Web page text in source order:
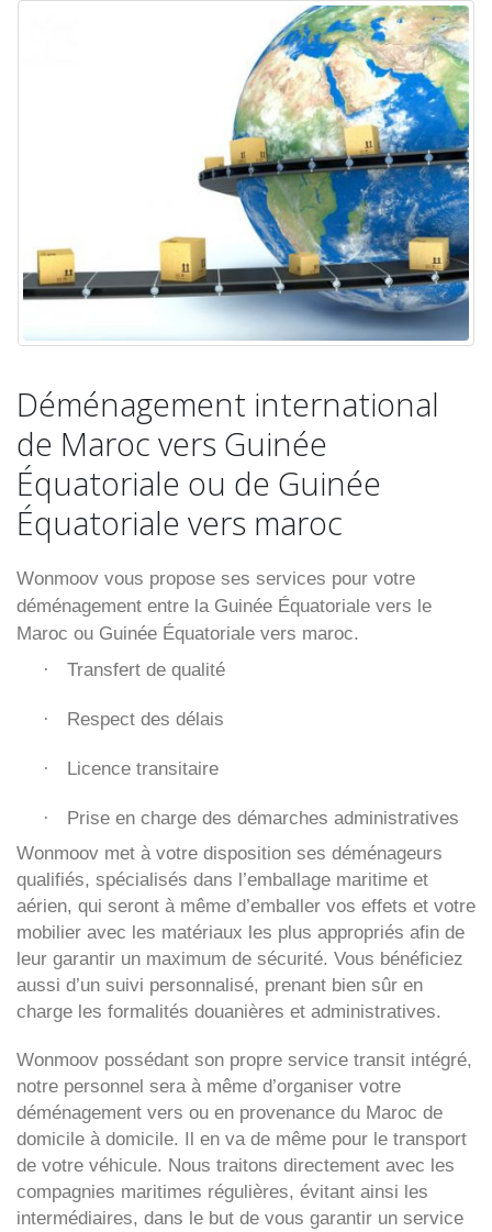
Déménagement international
de Maroc vers Guinée
Équatoriale ou de Guinée
Équatoriale vers maroc
Wonmoov vous propose ses services pour votre
déménagement entre la Guinée Équatoriale vers le
Maroc ou Guinée Équatoriale vers maroc.
· Transfert de qualité
· Respect des délais
· Licence transitaire
·
Prise en charge des démarches administratives
Wonmoov met à votre disposition ses déménageurs
qualifiés, spécialisés dans l’emballage maritime et
aérien, qui seront à même d’emballer vos effets et votre
mobilier avec les matériaux les plus appropriés afin de
leur garantir un maximum de sécurité. Vous bénéficiez
aussi d’un suivi personnalisé, prenant bien sûr en
charge les formalités douanières et administratives.
Wonmoov possédant son propre service transit intégré,
notre personnel sera à même d’organiser votre
déménagement vers ou en provenance du Maroc de
domicile à domicile. Il en va de même pour le transport
de votre véhicule. Nous traitons directement avec les
compagnies maritimes régulières, évitant ainsi les
intermédiaires, dans le but de vous garantir un service